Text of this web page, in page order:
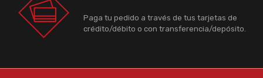
Paga tu pedido a través de tus tarjetas de
crédito/débito o con transferencia/depósito.